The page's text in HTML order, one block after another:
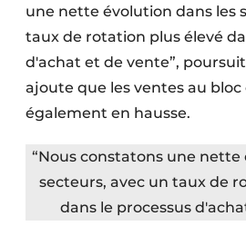
une nette évolution dans les
taux de rotation plus élevé
d'achat et de vente”,
ajoute que les ventes au bloc
également en hausse.
“Nous constatons une nette
secteurs, avec un taux de
dans le processus